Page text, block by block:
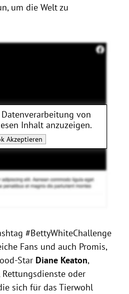
um die Welt zu
von
Inhalt anzuzeigen.
Akzeptieren
#BettyWhiteChallenge
Fans und auch Promis,
Star Diane Keaton,
oder
sich für das Tierwohl